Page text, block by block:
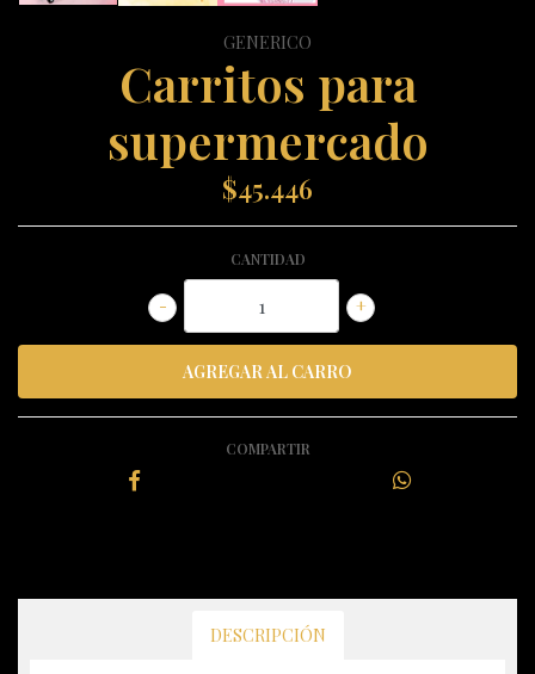
GENERICO
Carritos para
supermercado
$45.446
CANTIDAD
+
-
COMPARTIR
DESCRIPCIÓN